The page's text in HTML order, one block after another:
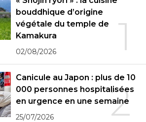
1
bouddhique d’origine
végétale du temple de
Kamakura
02/08/2026
2
Canicule au Japon : plus de 10
000 personnes hospitalisées
en urgence en une semaine
25/07/2026